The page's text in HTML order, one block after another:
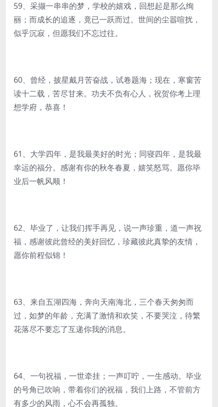
59、采撷一串串的梦，学校的嬉戏，回想起是那么绚
丽；而成长的追逐，竟已一跃而过。世间的尘嚣喧扰，
似乎沉寂，但愿我们不忘过往。
60、曾经，披星戴月苦奋战，试卷题海；现在，寒窗苦
读十二载，苦尽甘来。功夫不负有心人，祝贺你考上理
想学府，恭喜！
61、大学四年，是我最美好的时光；同寝四年，是我最
幸运的福分。感谢有你的秋冬春夏，嬉笑怒骂。愿你毕
业后一帆风顺！
62、毕业了，让我们挥手再见，说一声珍重，道一声祝
福，感谢彼此曾经的美好回忆，珍藏彼此真挚的友情，
愿你前程似锦！
63、来自五湖四海，奔向天南海北，三个春天匆匆而
过，如梦的年龄，充满了激情和欢笑，不要哭泣，待繁
花落尽不要忘了互递你我的消息。
64、一句祝福，一世牵挂；一声叮咛，一生感动。毕业
的号角已吹响，带着你们的祝福，我们上路，不管前方
有多少的风雨，心不会再孤独。